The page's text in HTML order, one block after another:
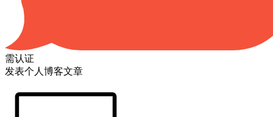
需认证
发表个人博客文章